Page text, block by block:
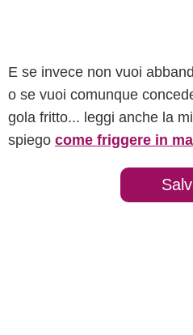
E se invece non vuoi
o se vuoi comunque
gola fritto... leggi anche la
spiego come friggere in